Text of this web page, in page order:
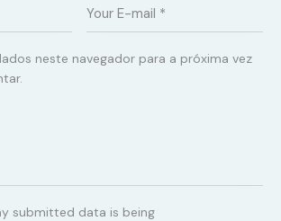
neste navegador para a próxima vez
submitted data is being